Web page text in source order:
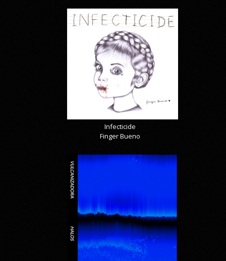
Infecticide
Finger Bueno